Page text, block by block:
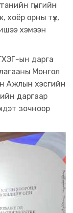
гүнгийн
орны түүх,
хэмээн
ын дарга
Монгол
Ажлын хэсгийн
даргаар
зочноор